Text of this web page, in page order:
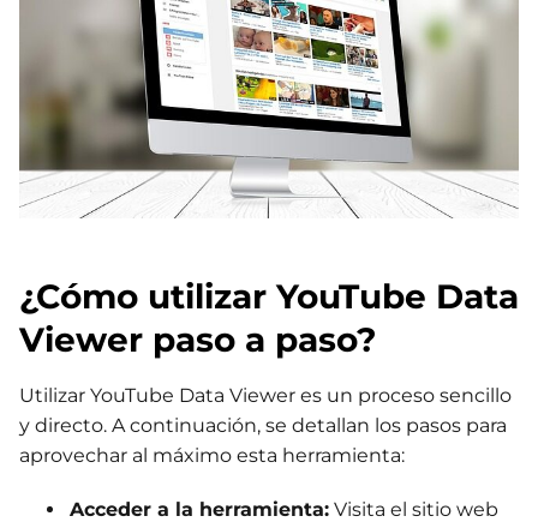
¿Cómo utilizar YouTube Data
Viewer paso a paso?
Utilizar YouTube Data Viewer es un proceso sencillo
y directo. A continuación, se detallan los pasos para
aprovechar al máximo esta herramienta:
Acceder a la herramienta: Visita el sitio web